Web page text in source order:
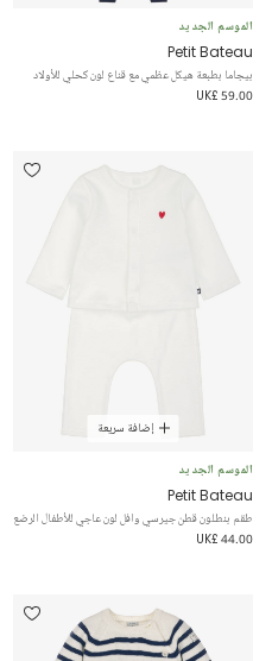
الموسم الجديد
Petit Bateau
بيجاما بطبعة هيكل عظمي مع قناع لون كحلي للأولاد
UK£ 59.00
إضافة سريعة
الموسم الجديد
Petit Bateau
طقم بنطلون قطن جيرسي وافل لون عاجي للأطفال الرضع
UK£ 44.00